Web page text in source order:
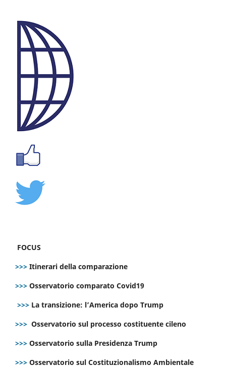
FOCUS
>>> Itinerari della comparazione
>>> Osservatorio comparato Covid19
>>> La transizione: l’America dopo Trump
>>> Osservatorio sul processo costituente cileno
>>> Osservatorio sulla Presidenza Trump
>>> Osservatorio sul Costituzionalismo Ambientale